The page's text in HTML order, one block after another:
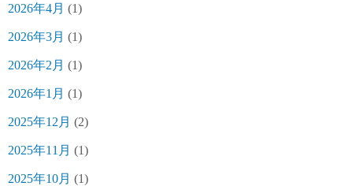
2026年4月 (1)
2026年3月 (1)
2026年2月 (1)
2026年1月 (1)
2025年12月 (2)
2025年11月 (1)
2025年10月 (1)